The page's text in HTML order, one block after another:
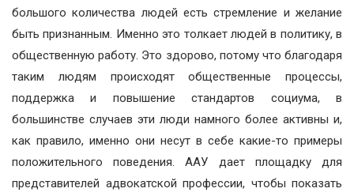
большого количества людей есть стремление и желание
быть признанным. Именно это толкает людей в политику, в
общественную работу. Это здорово, потому что благодаря
таким людям происходят общественные процессы,
поддержка и повышение стандартов социума, в
большинстве случаев эти люди намного более активны и,
как правило, именно они несут в себе какие-то примеры
положительного поведения. ААУ дает площадку для
представителей адвокатской профессии, чтобы показать